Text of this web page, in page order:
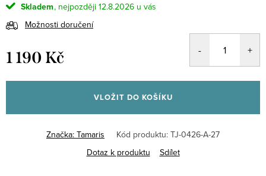
Skladem
12.8.2026
Možnosti doručení
1 190 Kč
cena:
VLOŽIT DO KOŠÍKU
Značka: Tamaris Kód produktu: TJ-0426-A-27
Dotaz k produktu
Sdílet